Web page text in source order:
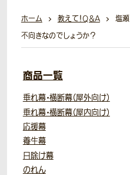
ホーム 教えて！Q＆A
塩
不向きなのでしょうか？
商品一覧
垂れ幕・横断幕（屋外向け）
垂れ幕・横断幕（屋内向け）
応援幕
養生幕
日除け幕
のれん